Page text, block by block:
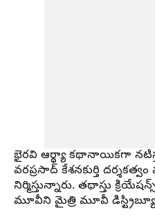
భైరవి ఆర్థ్యా కథానాయికగా
వరప్రసాద్ కేశనకుర్తి
నిర్మిస్తున్నారు. తథాస్తు
మూవీని మైత్రి మూవీ